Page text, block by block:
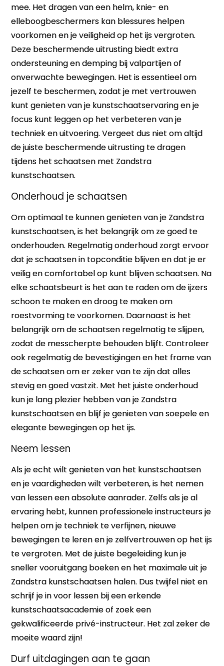
mee. Het dragen van een helm, knie- en
elleboogbeschermers kan blessures helpen
voorkomen en je veiligheid op het ijs vergroten.
Deze beschermende uitrusting biedt extra
ondersteuning en demping bij valpartijen of
onverwachte bewegingen. Het is essentieel om
jezelf te beschermen, zodat je met vertrouwen
kunt genieten van je kunstschaatservaring en je
focus kunt leggen op het verbeteren van je
techniek en uitvoering. Vergeet dus niet om altijd
de juiste beschermende uitrusting te dragen
tijdens het schaatsen met Zandstra
kunstschaatsen.
Onderhoud je schaatsen
Om optimaal te kunnen genieten van je Zandstra
kunstschaatsen, is het belangrijk om ze goed te
onderhouden. Regelmatig onderhoud zorgt ervoor
dat je schaatsen in topconditie blijven en dat je er
veilig en comfortabel op kunt blijven schaatsen. Na
elke schaatsbeurt is het aan te raden om de ijzers
schoon te maken en droog te maken om
roestvorming te voorkomen. Daarnaast is het
belangrijk om de schaatsen regelmatig te slijpen,
zodat de messcherpte behouden blijft. Controleer
ook regelmatig de bevestigingen en het frame van
de schaatsen om er zeker van te zijn dat alles
stevig en goed vastzit. Met het juiste onderhoud
kun je lang plezier hebben van je Zandstra
kunstschaatsen en blijf je genieten van soepele en
elegante bewegingen op het ijs.
Neem lessen
Als je echt wilt genieten van het kunstschaatsen
en je vaardigheden wilt verbeteren, is het nemen
van lessen een absolute aanrader. Zelfs als je al
ervaring hebt, kunnen professionele instructeurs je
helpen om je techniek te verfijnen, nieuwe
bewegingen te leren en je zelfvertrouwen op het ijs
te vergroten. Met de juiste begeleiding kun je
sneller vooruitgang boeken en het maximale uit je
Zandstra kunstschaatsen halen. Dus twijfel niet en
schrijf je in voor lessen bij een erkende
kunstschaatsacademie of zoek een
gekwalificeerde privé-instructeur. Het zal zeker de
moeite waard zijn!
Durf uitdagingen aan te gaan